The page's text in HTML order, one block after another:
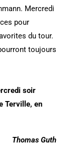
Mercredi
pour
du tour.
toujours
soir
Terville, en
Thomas Guth